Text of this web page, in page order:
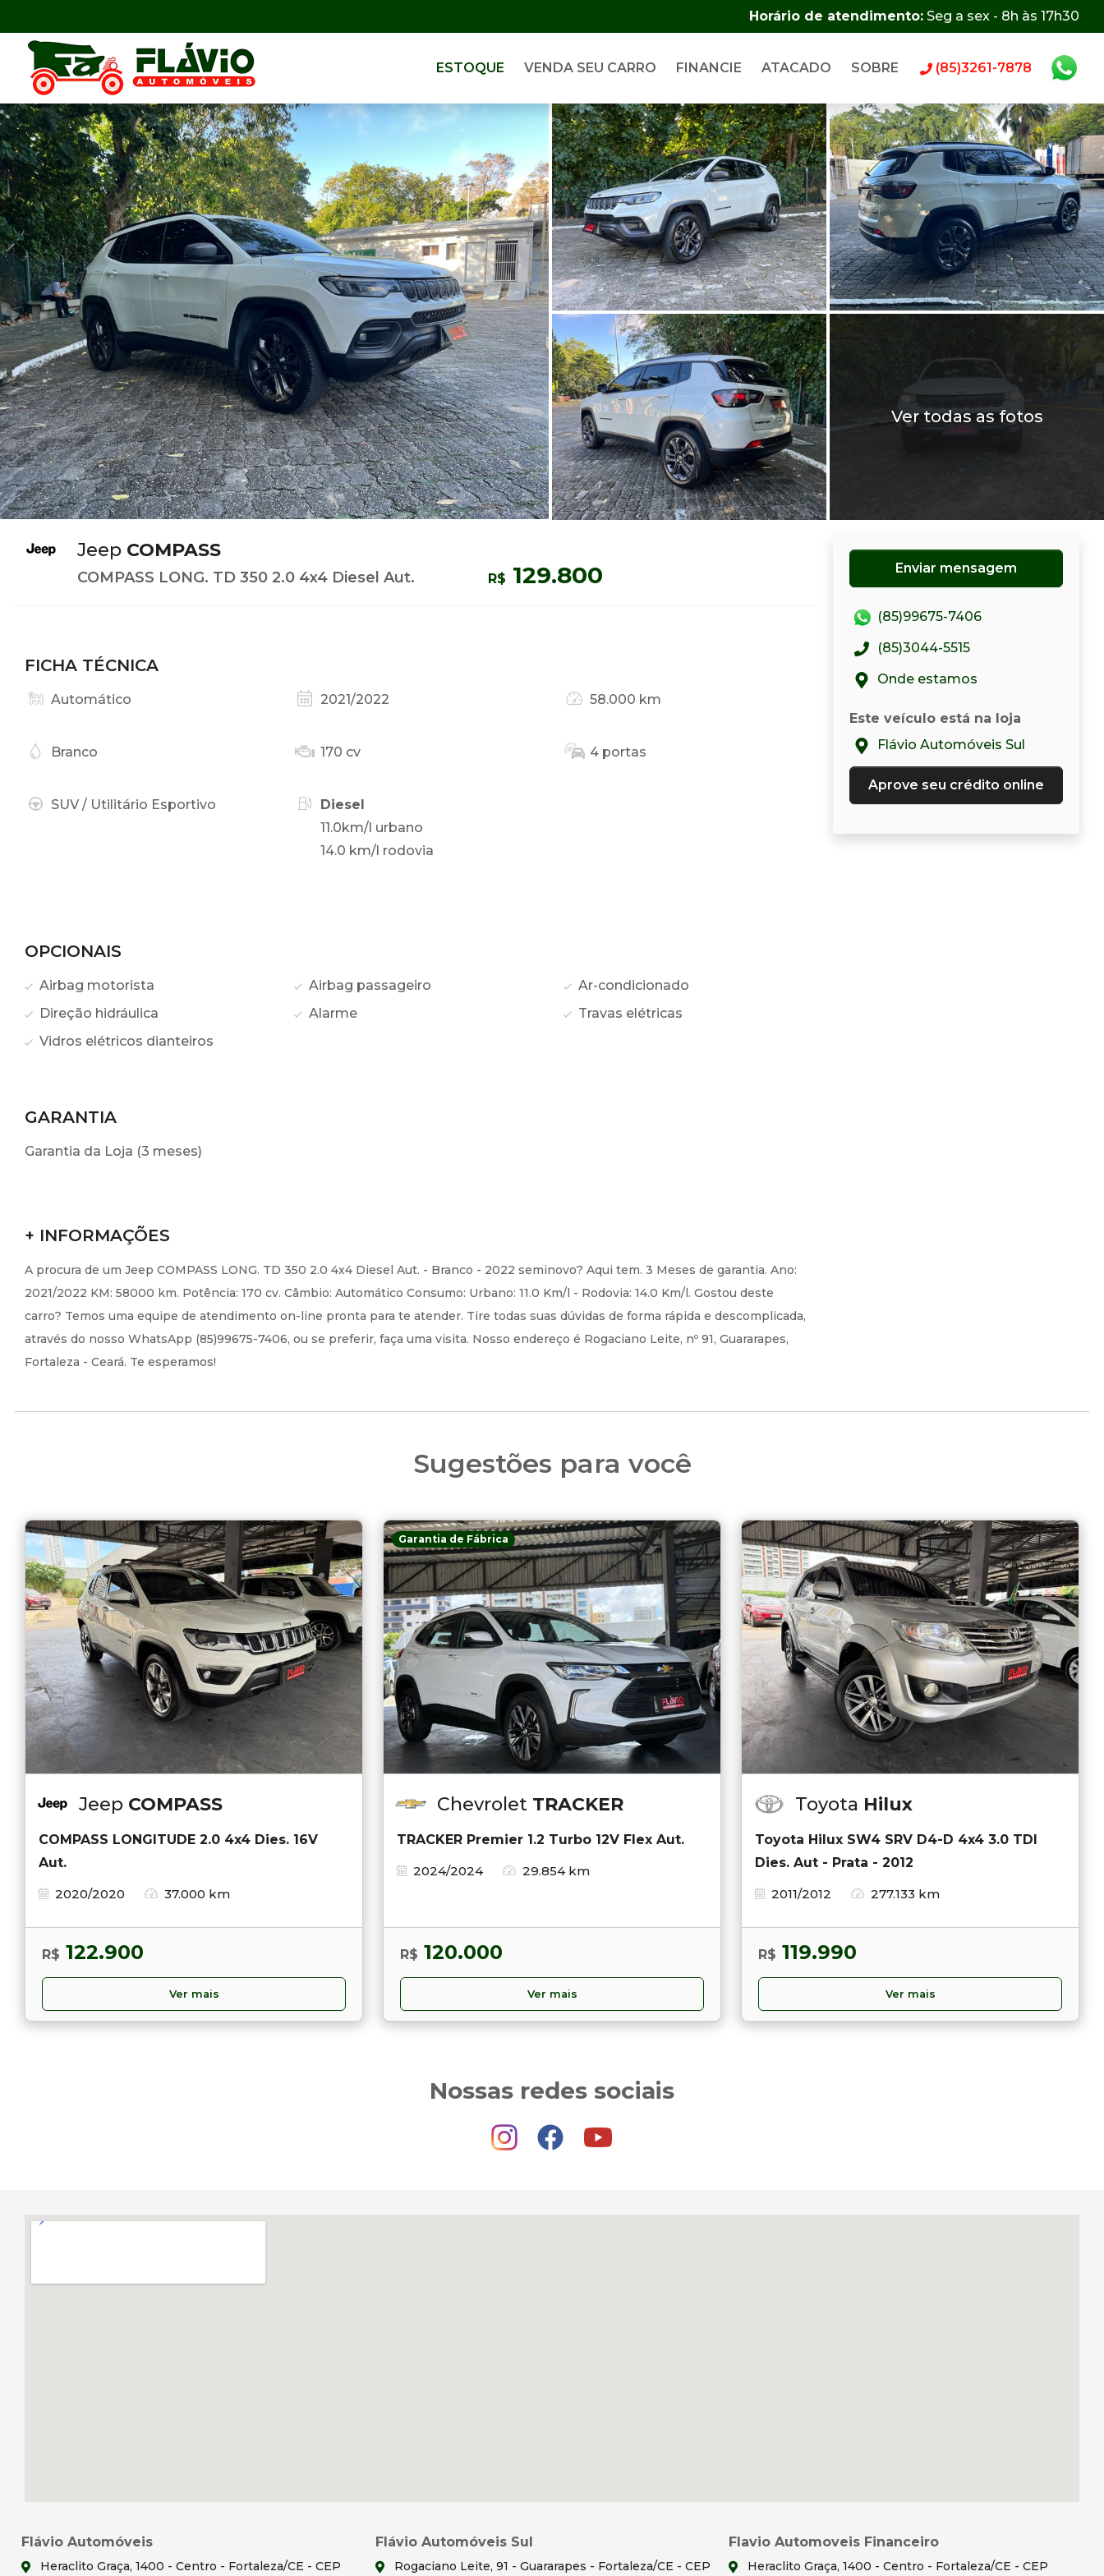
Horário de atendimento: Seg a sex - 8h às 17h30
ESTOQUE VENDA SEU CARRO FINANCIE ATACADO SOBRE (85)3261-7878
Ver todas as fotos
Jeep COMPASS
COMPASS LONG. TD 350 2.0 4x4 Diesel Aut. R$ 129.800
FICHA TÉCNICA
Automático 2021/2022 58.000 km
Branco 170 cv 4 portas
SUV / Utilitário Esportivo
Diesel
11.0km/l urbano
14.0 km/l rodovia
OPCIONAIS
Airbag motorista Airbag passageiro
Ar-condicionado
Direção hidráulica
Alarme
Travas elétricas
Vidros elétricos dianteiros
GARANTIA
Garantia da Loja (3 meses)
+ INFORMAÇÕES
A procura de um Jeep COMPASS LONG. TD 350 2.0 4x4 Diesel Aut. - Branco - 2022 seminovo? Aqui tem. 3 Meses de garantia. Ano:
2021/2022 KM: 58000 km. Potência: 170 cv. Câmbio: Automático Consumo: Urbano: 11.0 Km/l - Rodovia: 14.0 Km/l. Gostou deste
carro? Temos uma equipe de atendimento on-line pronta para te atender. Tire todas suas dúvidas de forma rápida e descomplicada,
através do nosso WhatsApp (85)99675-7406, ou se preferir, faça uma visita. Nosso endereço é Rogaciano Leite, nº 91, Guararapes,
Fortaleza - Ceará. Te esperamos!
Enviar mensagem
(85)99675-7406
(85)3044-5515
Onde estamos
Este veículo está na loja
Flávio Automóveis Sul
Aprove seu crédito online
Sugestões para você
Jeep COMPASS
COMPASS LONGITUDE 2.0 4x4 Dies. 16V
Aut.
2020/2020
37.000 km
R$ 122.900
Ver mais
Garantia de Fábrica
Chevrolet TRACKER
TRACKER Premier 1.2 Turbo 12V Flex Aut.
2024/2024
29.854 km
R$ 120.000
Ver mais
Toyota Hilux
Toyota Hilux SW4 SRV D4-D 4x4 3.0 TDI
Dies. Aut - Prata - 2012
2011/2012
277.133 km
R$ 119.990
Ver mais
Nossas redes sociais
Flávio Automóveis
Heraclito Graça, 1400 - Centro - Fortaleza/CE - CEP
Flávio Automóveis Sul
Rogaciano Leite, 91 - Guararapes - Fortaleza/CE - CEP
Flavio Automoveis Financeiro
Heraclito Graça, 1400 - Centro - Fortaleza/CE - CEP